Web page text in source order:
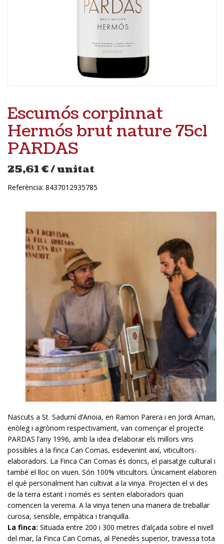
Escumós corpinnat
Hermós brut nature 75cl
PARDAS
25,61 €/ unitat
Referència: 8437012935785
Nascuts a St. Sadurní d’Anoia, en Ramon Parera i en Jordi Arnan,
enòleg i agrònom respectivament, van començar el projecte
PARDAS l’any 1996, amb la idea d’elaborar els millors vins
possibles a la finca Can Comas, esdevenint així, viticultors-
elaboradors. La Finca Can Comas és doncs, el paisatge cultural i
també el lloc on viuen. Són 100% viticultors. Únicament elaboren
el què personalment han cultivat a la vinya. Projecten el vi des
de la terra estant i només es senten elaboradors quan
comencen la verema. A la vinya tenen una manera de treballar
curosa, sensible, empàtica i tranquil·la.
La finca: Situada entre 200 i 300 metres d’alçada sobre el nivell
del mar, la Finca Can Comas, al Penedès superior, travessa tota